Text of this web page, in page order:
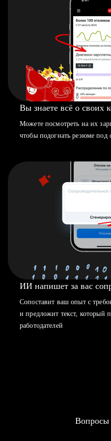
Вы знаете всё о своих
Можете посмотреть на их
чтобы подогнать резюме
ИИ напишет за вас
Сопоставит ваш опыт с
и предложит текст, который
работодателей
Вопросы